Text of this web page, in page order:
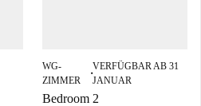
WG-
ZIMMER
■
VERFÜGBAR AB 31
JANUAR
Bedroom 2